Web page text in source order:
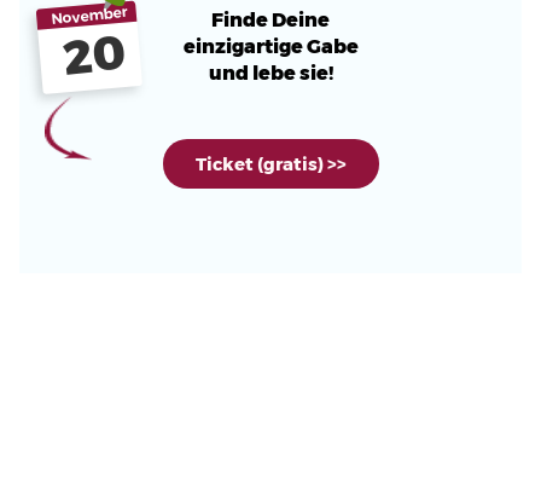
Finde Deine
einzigartige Gabe
und lebe sie!
November
20
Ticket (gratis) >>